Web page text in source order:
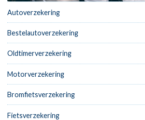
Autoverzekering
Bestelautoverzekering
Oldtimerverzekering
Motorverzekering
Bromfietsverzekering
Fietsverzekering